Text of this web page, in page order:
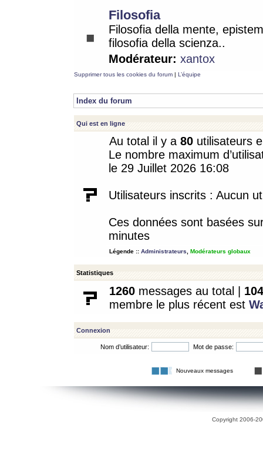
Filosofia
Filosofia della mente,
filosofia della scienza..
Modérateur: xantox
Supprimer tous les cookies du forum | L’équipe
Index du forum
Qui est en ligne
Au total il y a 80 utilisateurs
Le nombre maximum
le 29 Juillet 2026 16:08
Utilisateurs inscrits : Aucun
Ces données sont basées
minutes
Légende :: Administrateurs Modérateurs globaux
Statistiques
1260 messages au total | 104
membre le plus récent est
Connexion
Nom d’utilisateur: Mot de passe:
Nouveaux messages
Copyright 2006-